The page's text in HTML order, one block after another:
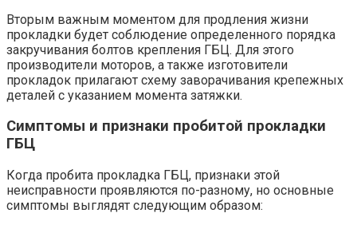
Вторым важным моментом для продления жизни
прокладки будет соблюдение определенного порядка
закручивания болтов крепления ГБЦ. Для этого
производители моторов, а также изготовители
прокладок прилагают схему заворачивания крепежных
деталей с указанием момента затяжки.
Симптомы и признаки пробитой прокладки
ГБЦ
Когда пробита прокладка ГБЦ, признаки этой
неисправности проявляются по-разному, но основные
симптомы выглядят следующим образом: